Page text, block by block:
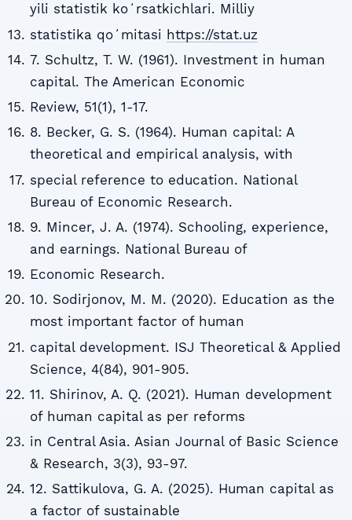
yili statistik koʻrsatkichlari. Milliy
statistika qoʻmitasi https://stat.uz
7. Schultz, T. W. (1961). Investment in human
capital. The American Economic
Review, 51(1), 1-17.
8. Becker, G. S. (1964). Human capital: A
theoretical and empirical analysis, with
special reference to education. National
Bureau of Economic Research.
9. Mincer, J. A. (1974). Schooling, experience,
and earnings. National Bureau of
Economic Research.
10. Sodirjonov, M. M. (2020). Education as the
most important factor of human
capital development. ISJ Theoretical & Applied
Science, 4(84), 901-905.
11. Shirinov, A. Q. (2021). Human development
of human capital as per reforms
in Central Asia. Asian Journal of Basic Science
& Research, 3(3), 93-97.
12. Sattikulova, G. A. (2025). Human capital as
a factor of sustainable